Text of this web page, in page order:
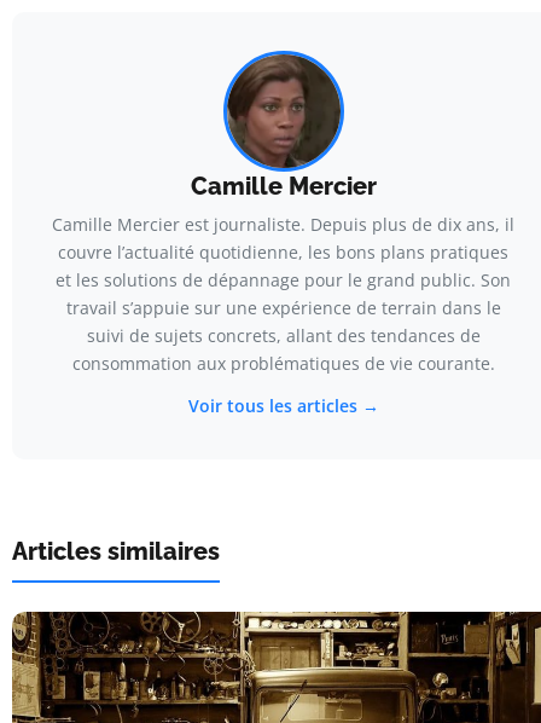
Camille Mercier
Camille Mercier est journaliste. Depuis plus de dix ans, il
couvre l’actualité quotidienne, les bons plans pratiques
et les solutions de dépannage pour le grand public. Son
travail s’appuie sur une expérience de terrain dans le
suivi de sujets concrets, allant des tendances de
consommation aux problématiques de vie courante.
Voir tous les articles →
Articles similaires